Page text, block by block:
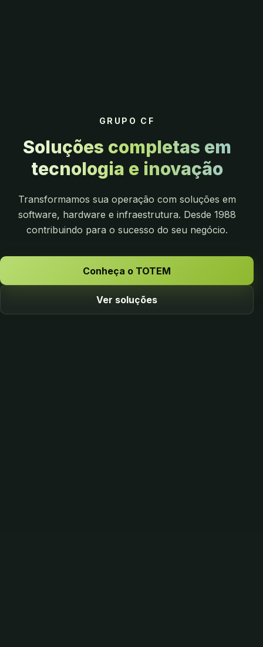
GRUPO CF
Soluções completas em
tecnologia e inovação
Transformamos sua operação com soluções em
software, hardware e infraestrutura. Desde 1988
contribuindo para o sucesso do seu negócio.
Conheça o TOTEM
Ver soluções